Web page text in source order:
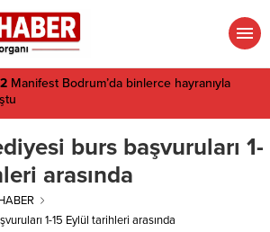
Manifest Bodrum’da binlerce hayranıyla
burs başvuruları 1-
arasında
1-15 Eylül tarihleri arasında